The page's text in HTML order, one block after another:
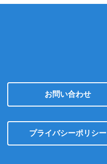
お問い合わせ
プライバシーポリシー